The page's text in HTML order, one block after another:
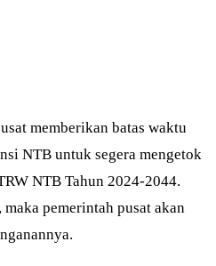
memberikan batas waktu
NTB untuk segera mengetok
NTB Tahun 2024-2044.
pemerintah pusat akan